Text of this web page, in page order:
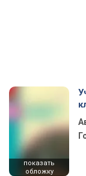
показать
обложку